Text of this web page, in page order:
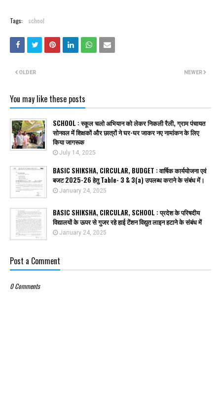
Tags: school
NEWER
OLDER
You may like these posts
SCHOOL : स्कूल चलो अभियान को लेकर निकली रैली, ग्राम पंचायत
सोनवल में शिक्षकों और छात्रों ने घर-घर जाकर नए नामांकन के लिए
किया जागरूक
July 14, 2025
BASIC SHIKSHA, CIRCULAR, BUDGET : वार्षिक कार्ययोजना एवं
बजट 2025-26 हेतु Table- 3 & 3(a) उपलब्ध कराने के संबंध में।
January 24, 2025
BASIC SHIKSHA, CIRCULAR, SCHOOL : प्रदेश के परिषदीय
विद्यालयों के ऊपर से गुजर रहे हाई टेंशन विद्युत लाइन हटाने के संबंध में
January 24, 2025
Post a Comment
0 Comments